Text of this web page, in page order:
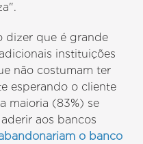
dizer que é grande
instituições
não costumam ter
esperando o cliente
maioria (83%) se
aos bancos
o banco